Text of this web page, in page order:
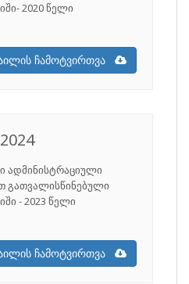
2020 წელი
ჩამოტვირთვა
ადმინისტრაციული
გათვალისწინებული
- 2023 წელი
ჩამოტვირთვა